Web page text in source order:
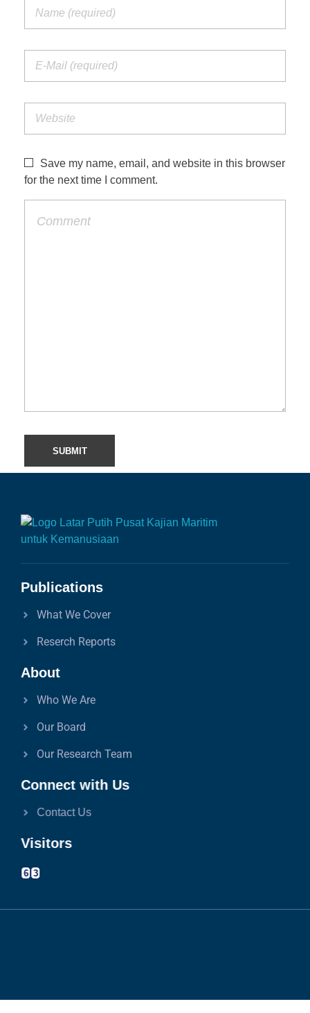
Save my name, email, and website in this browser
for the next time I comment.
Publications
What We Cover
Reserch Reports
About
Who We Are
Our Board
Our Research Team
Connect with Us
Contact Us
Visitors
6 3